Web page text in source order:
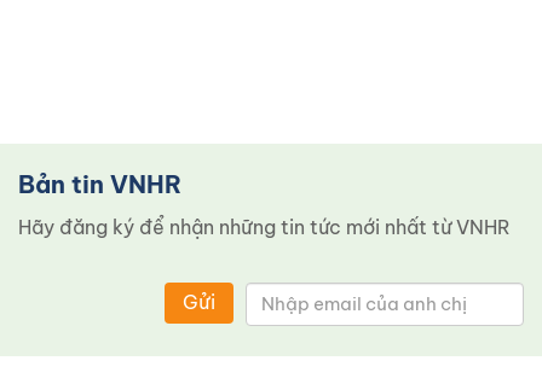
Bản tin VNHR
Hãy đăng ký để nhận những tin tức mới nhất từ ​​VNHR
Gửi